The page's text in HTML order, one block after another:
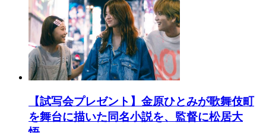
【試写会プレゼント】金原ひとみが歌舞伎町
を舞台に描いた同名小説を、監督に松居大